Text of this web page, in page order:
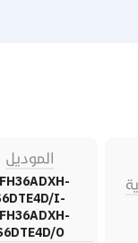
الموديل
I-
O